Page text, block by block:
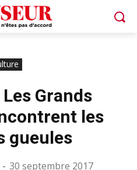
Grands
les
gueules
- 30 septembre 2017